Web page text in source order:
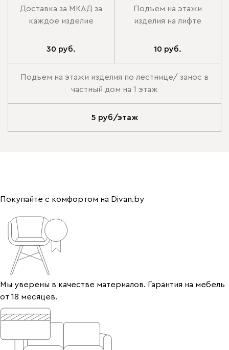
Доставка за МКАД за
каждое изделие
Подъем на этажи
изделия на лифте
30 руб. 10 руб.
Подъем на этажи изделия по лестнице/ занос в
частный дом на 1 этаж
5 руб/этаж
Покупайте с комфортом на Divan.by
Мы уверены в качестве материалов. Гарантия на мебель
от 18 месяцев.